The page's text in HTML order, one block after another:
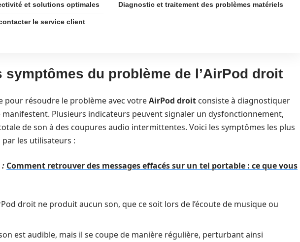
et solutions optimales Diagnostic et traitement des problèmes matériels
le service client
symptômes du problème de l’AirPod droit
pour résoudre le problème avec votreAirPod droit consiste à diagnostiquer
manifestent. Plusieurs indicateurs peuvent signaler un dysfonctionnement,
de son à des coupures audio intermittentes. Voici les symptômes les plus
les utilisateurs :
: Comment retrouver des messages effacés sur un tel portable : ce que vous
droit ne produit aucun son, que ce soit lors de l’écoute de musique ou
est audible, mais il se coupe de manière régulière, perturbant ainsi